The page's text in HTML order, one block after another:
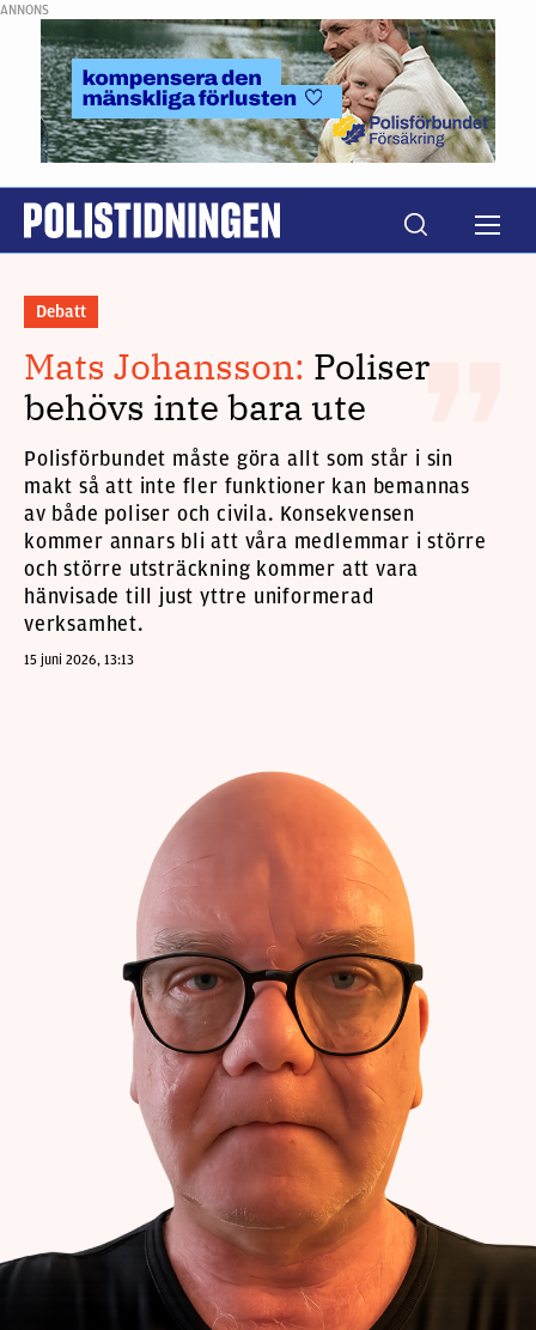
ANNONS
Debatt
Mats Johansson: Poliser
behövs inte bara ute
Polisförbundet måste göra allt som står i sin
makt så att inte fler funktioner kan bemannas
av både poliser och civila. Konsekvensen
kommer annars bli att våra medlemmar i större
och större utsträckning kommer att vara
hänvisade till just yttre uniformerad
verksamhet.
15 juni 2026, 13:13